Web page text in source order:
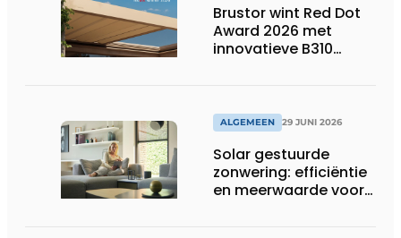
Brustor wint Red Dot
Award 2026 met
innovatieve B310
ALGEMEEN 29 JUNI 2026
Solar gestuurde
zonwering: efficiëntie
en meerwaarde voor